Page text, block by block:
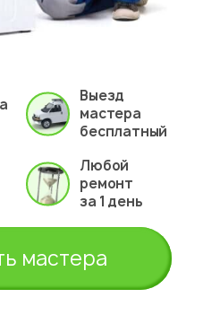
Выезд
мастера
бесплатный
Любой
ремонт
за 1 день
мастера